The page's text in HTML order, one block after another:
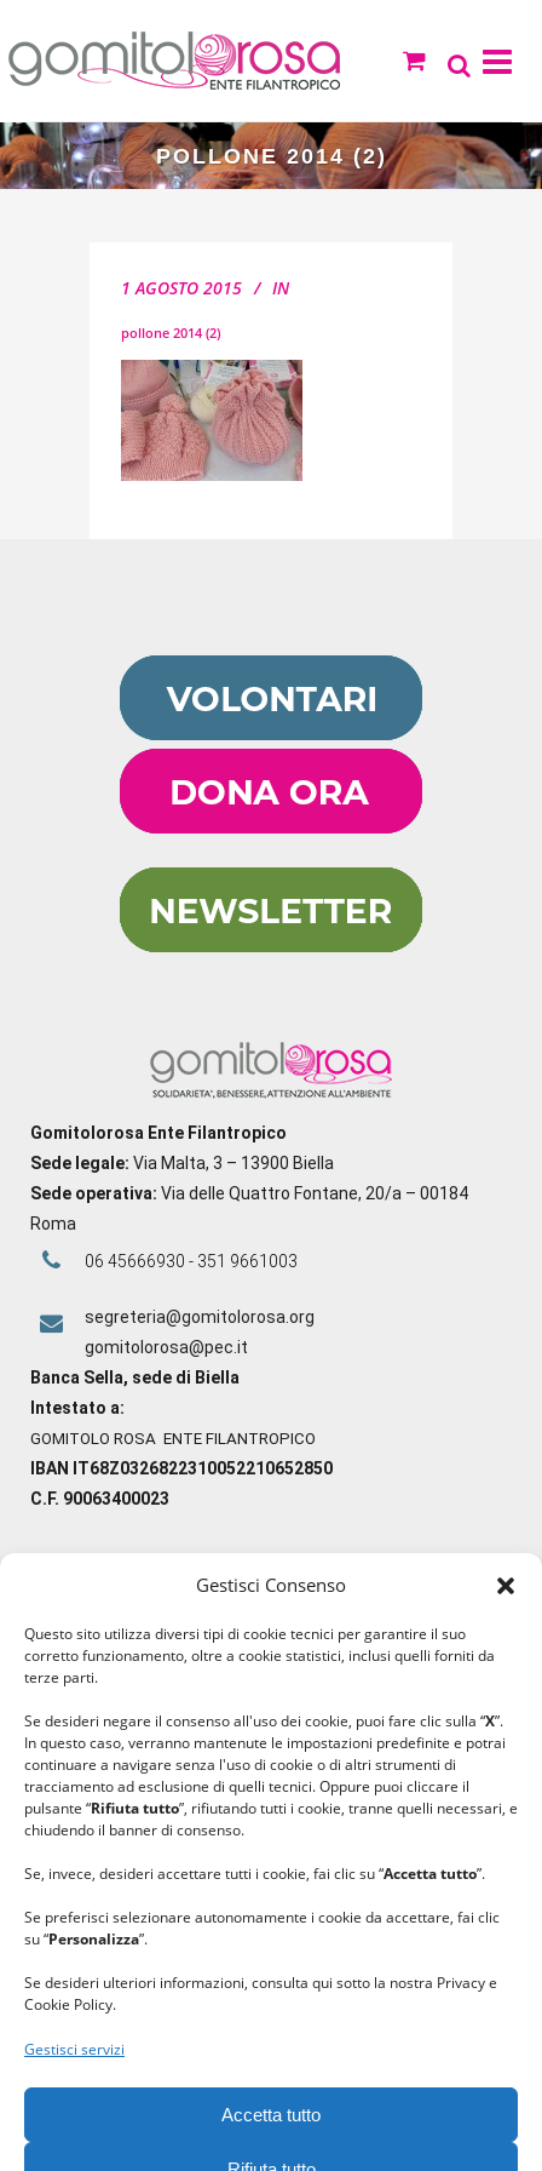
Gestisci Consenso
Questo sito utilizza diversi tipi di cookie tecnici per garantire il suo
corretto funzionamento, oltre a cookie statistici, inclusi quelli forniti da
terze parti.
Se desideri negare il consenso all'uso dei cookie, puoi fare clic sulla “X”.
In questo caso, verranno mantenute le impostazioni predefinite e potrai
continuare a navigare senza l'uso di cookie o di altri strumenti di
tracciamento ad esclusione di quelli tecnici. Oppure puoi cliccare il
pulsante “Rifiuta tutto”, rifiutando tutti i cookie, tranne quelli necessari, e
chiudendo il banner di consenso.
Se, invece, desideri accettare tutti i cookie, fai clic su “Accetta tutto”.
Se preferisci selezionare autonomamente i cookie da accettare, fai clic
su “Personalizza”.
Se desideri ulteriori informazioni, consulta qui sotto la nostra Privacy e
Cookie Policy.
Gestisci servizi
Accetta tutto
POLLONE 2014 (2)
1 AGOSTO 2015 IN
pollone 2014 (2)
Gomitolorosa Ente Filantropico
Sede legale: Via Malta, 3 – 13900 Biella
Sede operativa: Via delle Quattro Fontane, 20/a – 00184
Roma
06 45666930 - 351 9661003
segreteria@gomitolorosa.org
gomitolorosa@pec.it
Banca Sella, sede di Biella
Intestato a:
GOMITOLO ROSA ENTE FILANTROPICO
IBAN IT68Z0326822310052210652850
C.F. 90063400023
#lanaterapia
#ilcaloredellempatia